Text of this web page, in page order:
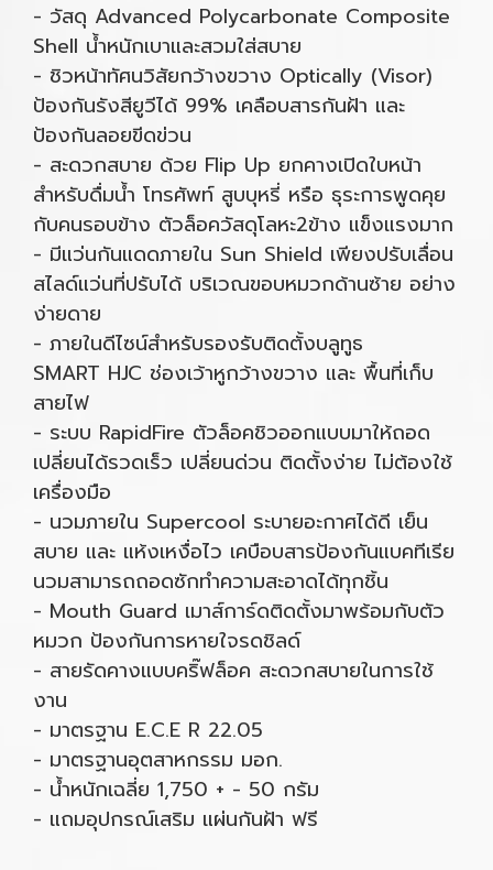
- วัสดุ Advanced Polycarbonate Composite
Shell น้ำหนักเบาและสวมใส่สบาย
- ชิวหน้าทัศนวิสัยกว้างขวาง Optically (Visor)
ป้องกันรังสียูวีได้ 99% เคลือบสารกันฝ้า และ
ป้องกันลอยขีดข่วน
- สะดวกสบาย ด้วย Flip Up ยกคางเปิดใบหน้า
สำหรับดื่มน้ำ โทรศัพท์ สูบบุหรี่ หรือ ธุระการพูดคุย
กับคนรอบข้าง ตัวล็อควัสดุโลหะ2ข้าง แข็งแรงมาก
- มีแว่นกันแดดภายใน Sun Shield เพียงปรับเลื่อน
สไลด์แว่นที่ปรับได้ บริเวณขอบหมวกด้านซ้าย อย่าง
ง่ายดาย
- ภายในดีไซน์สำหรับรองรับติดตั้งบลูทูธ
SMART HJC ช่องเว้าหูกว้างขวาง และ พื้นที่เก็บ
สายไฟ
- ระบบ RapidFire ตัวล็อคชิวออกแบบมาให้ถอด
เปลี่ยนได้รวดเร็ว เปลี่ยนด่วน ติดตั้งง่าย ไม่ต้องใช้
เครื่องมือ
- นวมภายใน Supercool ระบายอะกาศได้ดี เย็น
สบาย และ แห้งเหงื่อไว เคบือบสารป้องกันแบคทีเรีย
นวมสามารถถอดซักทำความสะอาดได้ทุกชิ้น
- Mouth Guard เมาส์การ์ดติดตั้งมาพร้อมกับตัว
หมวก ป้องกันการหายใจรดชิลด์
- สายรัดคางแบบคริ๊ฟล็อค สะดวกสบายในการใช้
งาน
- มาตรฐาน E.C.E R 22.05
- มาตรฐานอุตสาหกรรม มอก.
- น้ำหนักเฉลี่ย 1,750 + - 50 กรัม
- แถมอุปกรณ์เสริม แผ่นกันฝ้า ฟรี